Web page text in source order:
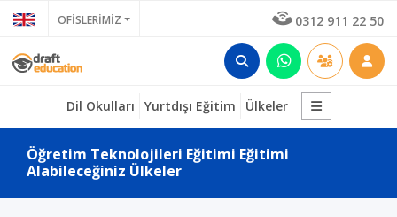
OFİSLERİMİZ 0312 911 22 50
Dil Okulları Yurtdışı Eğitim Ülkeler
Öğretim Teknolojileri Eğitimi Eğitimi
Alabileceğiniz Ülkeler